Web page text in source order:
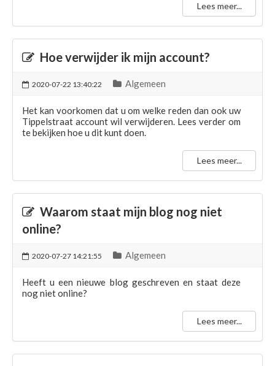
Lees meer...
Hoe verwijder ik mijn account?
2020-07-22 13:40:22 Algemeen
Het kan voorkomen dat u om welke reden dan ook uw
Tippelstraat account wil verwijderen. Lees verder om
te bekijken hoe u dit kunt doen.
Lees meer...
Waarom staat mijn blog nog niet
online?
2020-07-27 14:21:55 Algemeen
Heeft u een nieuwe blog geschreven en staat deze
nog niet online?
Lees meer...